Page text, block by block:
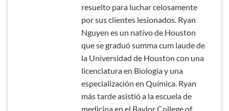
resuelto para luchar celosamente
por sus clientes lesionados. Ryan
Nguyen es un nativo de Houston
que se graduó summa cum laude de
la Universidad de Houston con una
licenciatura en Biología y una
especialización en Química. Ryan
más tarde asistió a la escuela de
medicina en el Baylor College of